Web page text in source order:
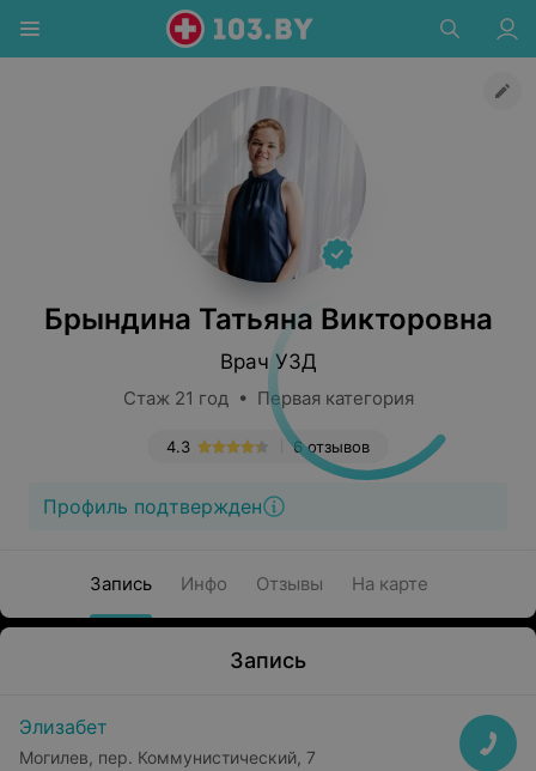
Брындина Татьяна Викторовна
Врач УЗД
Стаж 21 год • Первая категория
6 отзывов
4.3
Профиль подтвержден
Запись Инфо Отзывы На карте
Запись
Элизабет
Могилев, пер. Коммунистический, 7